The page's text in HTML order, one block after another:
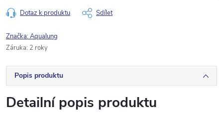
Dotaz k produktu Sdílet
Značka:Aqualung
Záruka: 2 roky
Popis produktu
Detailní popis produktu